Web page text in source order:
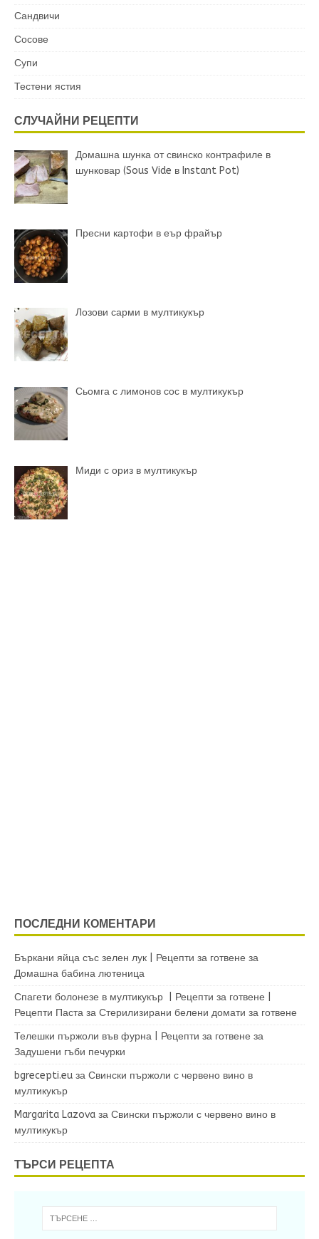
Сандвичи
Сосове
Супи
Тестени ястия
СЛУЧАЙНИ РЕЦЕПТИ
Домашна шунка от свинско контрафиле в
шунковар (Sous Vide в Instant Pot)
Пресни картофи в еър фрайър
Лозови сарми в мултикукър
Сьомга с лимонов сос в мултикукър
Миди с ориз в мултикукър
ПОСЛЕДНИ КОМЕНТАРИ
Бъркани яйца със зелен лук | Рецепти за готвене за
Домашна бабина лютеница
Спагети болонезе в мултикукър | Рецепти за готвене |
Рецепти Паста за Стерилизирани белени домати за готвене
Телешки пържоли във фурна | Рецепти за готвене за
Задушени гъби печурки
bgrecepti.eu за Свински пържоли с червено вино в
мултикукър
Margarita Lazova за Свински пържоли с червено вино в
мултикукър
ТЪРСИ РЕЦЕПТА